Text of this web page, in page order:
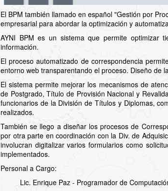
El BPM también llamado en español "Gestión por
empresarial para abordar la optimización y
AYNI BPM es un sistema que permite optimizar
información.
El proceso automatizado de correspondencia
entorno web transparentando el proceso. Diseño de
El sistema permite mejorar los mecanismos de
de Postgrado, Título de Provisión Nacional y
funcionarios de la División de Títulos y Diplomas,
realizados.
También se llego a diseñar los procesos de
por otra parte en coordinación con la Div. de
involucran digitalizar varios formularios como
implementados.
Personal a Cargo:
Lic. Enrique Paz - Programador de